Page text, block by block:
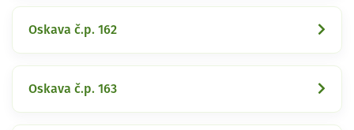
Oskava č.p. 162
Oskava č.p. 163